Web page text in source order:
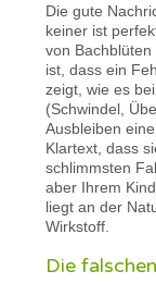
Die gute
keiner ist
von
ist, dass ein
zeigt, wie es
(Schwindel,
Ausbleiben
Klartext, dass
schlimmsten
aber Ihrem
liegt an der
Wirkstoff.
Die